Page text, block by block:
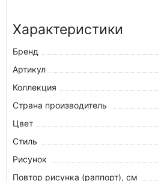
Характеристики
Бренд
Артикул
Коллекция
Страна производитель
Цвет
Стиль
Рисунок
Повтор рисунка (раппорт), см